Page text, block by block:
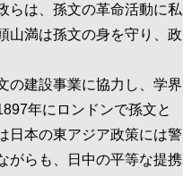
らは、孫文の革命活動に私
山満は孫文の身を守り、政
建設事業に協力し、学界
年にロンドンで孫文と
日本の東アジア政策には警
がらも、日中の平等な提携